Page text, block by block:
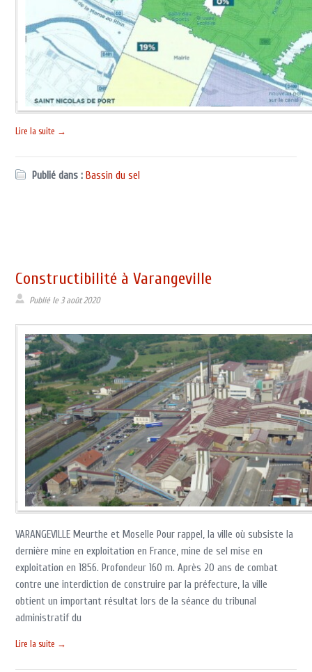
Lire la suite →
Publié dans : Bassin du sel
Constructibilité à Varangeville
Publié le3 août 2020
VARANGEVILLE Meurthe et Moselle Pour rappel, la ville où subsiste la
dernière mine en exploitation en France, mine de sel mise en
exploitation en 1856. Profondeur 160 m. Après 20 ans de combat
contre une interdiction de construire par la préfecture, la ville
obtient un important résultat lors de la séance du tribunal
administratif du
Lire la suite →